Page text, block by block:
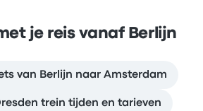
je reis vanaf Berlijn
van Berlijn naar Amsterdam
trein tijden en tarieven